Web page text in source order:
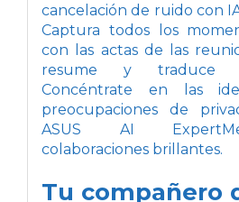
cancelación de ruido con
Captura todos los
con las actas de las
resume y traduce
Concéntrate en las
preocupaciones de
ASUS AI
colaboraciones brillantes.
Tu compañero